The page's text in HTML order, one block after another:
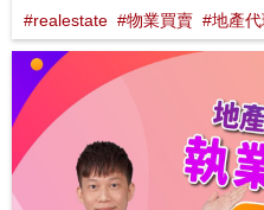
#realestate #物業買賣 #地產